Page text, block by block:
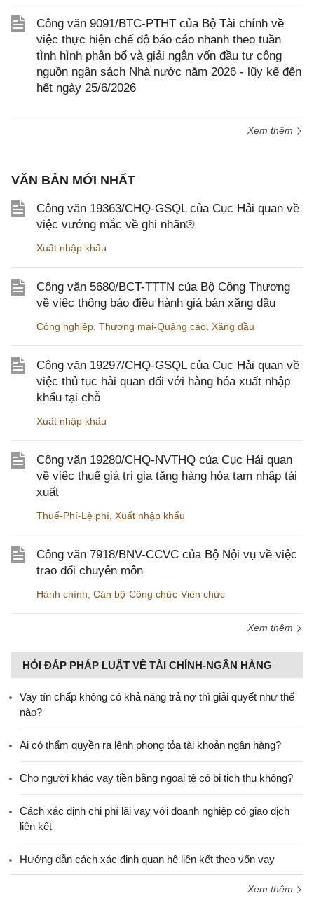
Công văn 9091/BTC-PTHT của Bộ Tài chính về
việc thực hiện chế độ báo cáo nhanh theo tuần
tình hình phân bổ và giải ngân vốn đầu tư công
nguồn ngân sách Nhà nước năm 2026 - lũy kế đến
hết ngày 25/6/2026
Xem thêm
VĂN BẢN MỚI NHẤT
Công văn 19363/CHQ-GSQL của Cục Hải quan về
việc vướng mắc về ghi nhãn®
Xuất nhập khẩu
Công văn 5680/BCT-TTTN của Bộ Công Thương
về việc thông báo điều hành giá bán xăng dầu
Công nghiệp Thương mại-Quảng cáo Xăng dầu
Công văn 19297/CHQ-GSQL của Cục Hải quan về
việc thủ tục hải quan đối với hàng hóa xuất nhập
khẩu tại chỗ
Xuất nhập khẩu
Công văn 19280/CHQ-NVTHQ của Cục Hải quan
về việc thuế giá trị gia tăng hàng hóa tạm nhập tái
xuất
Thuế-Phí-Lệ phí Xuất nhập khẩu
Công văn 7918/BNV-CCVC của Bộ Nội vụ về việc
trao đổi chuyên môn
Hành chính Cán bộ-Công chức-Viên chức
Xem thêm
HỎI ĐÁP PHÁP LUẬT VỀ TÀI CHÍNH-NGÂN HÀNG
Vay tín chấp không có khả năng trả nợ thì giải quyết như thế
nào?
Ai có thẩm quyền ra lệnh phong tỏa tài khoản ngân hàng?
Cho người khác vay tiền bằng ngoại tệ có bị tịch thu không?
Cách xác định chi phí lãi vay với doanh nghiệp có giao dịch
liên kết
Hướng dẫn cách xác định quan hệ liên kết theo vốn vay
Xem thêm